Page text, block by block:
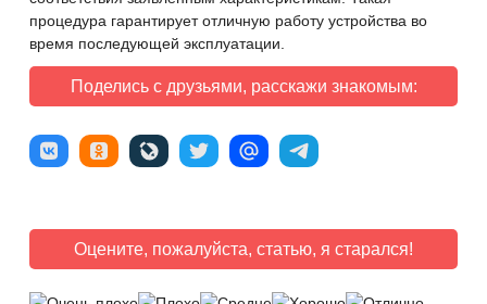
процедура гарантирует отличную работу устройства во
время последующей эксплуатации.
Поделись с друзьями, расскажи знакомым:
Оцените, пожалуйста, статью, я старался!